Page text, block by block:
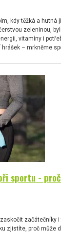
kdy těžká a hutná
zeleninou,
vitamíny i
– mrkněme
sportu -
začátečníky i
zjistíte, proč může